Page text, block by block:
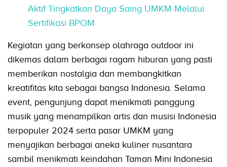
Aktif Tingkatkan Daya Saing UMKM Melalui
Sertifikasi BPOM
Kegiatan yang berkonsep olahraga outdoor ini
dikemas dalam berbagai ragam hiburan yang pasti
memberikan nostalgia dan membangkitkan
kreatifitas kita sebagai bangsa Indonesia. Selama
event, pengunjung dapat menikmati panggung
musik yang menampilkan artis dan musisi Indonesia
terpopuler 2024 serta pasar UMKM yang
menyajikan berbagai aneka kuliner nusantara
sambil menikmati keindahan Taman Mini Indonesia